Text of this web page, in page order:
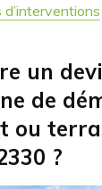
un
de
ou
?